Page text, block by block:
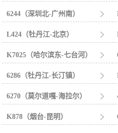
6244（深圳北-广州南） 
L424（牡丹江-北京） 
K7025（哈尔滨东-七台河） 
6286（牡丹江-长汀镇） 
6270（莫尔道嘎-海拉尔） 
K878（烟台-昆明） 